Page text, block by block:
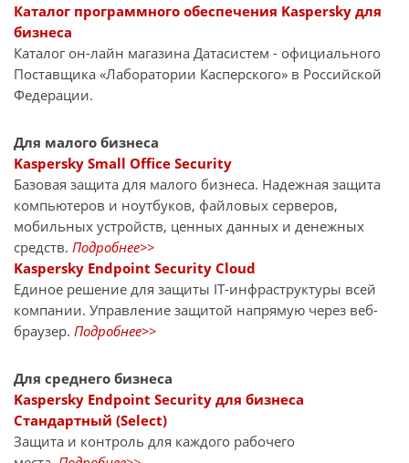
Каталог программного обеспечения Kaspersky для
бизнеса
Каталог он-лайн магазина Датасиcтем - официального
Поставщика «Лаборатории Касперского» в Российской
Федерации.
Для малого бизнеса
Kaspersky Small Office Security
Базовая защита для малого бизнеса. Надежная защита
компьютеров и ноутбуков, файловых серверов,
мобильных устройств, ценных данных и денежных
средств. Подробнее>>
Kaspersky Endpoint Security Cloud
Единое решение для защиты IT-инфраструктуры всей
компании. Управление защитой напрямую через веб-
браузер. Подробнее>>
Для среднего бизнеса
Kaspersky Endpoint Security для бизнеса
Стандартный (Select)
Защита и контроль для каждого рабочего